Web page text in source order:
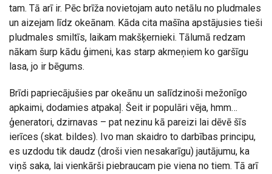
tam. Tā arī ir. Pēc brīža novietojam auto netālu no pludmales
un aizejam līdz okeānam. Kāda cita mašīna apstājusies tieši
pludmales smiltīs, laikam makšķernieki. Tālumā redzam
nākam šurp kādu ģimeni, kas starp akmeņiem ko garšīgu
lasa, jo ir bēgums.
Brīdi papriecājušies par okeānu un salīdzinoši mežonīgo
apkaimi, dodamies atpakaļ. Šeit ir populāri vēja, hmm…
ģeneratori, dzirnavas – pat nezinu kā pareizi lai dēvē šīs
ierīces (skat. bildes). Ivo man skaidro to darbības principu,
es uzdodu tik daudz (droši vien nesakarīgu) jautājumu, ka
viņš saka, lai vienkārši piebraucam pie viena no tiem. Tā arī